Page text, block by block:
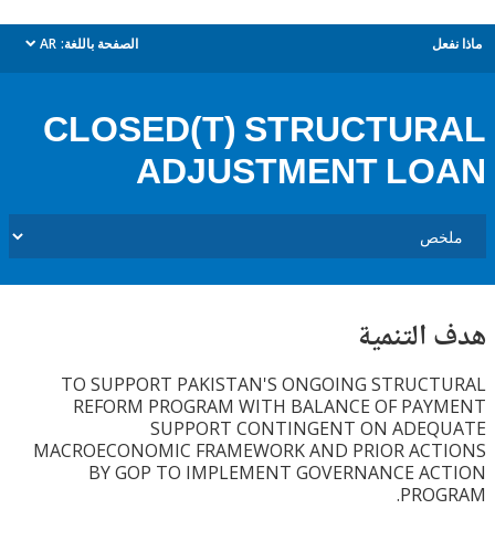
الصفحة باللغة: AR
dropdown
CLOSED(T)
ADJUSTMENT
TO SUPPORT PAKISTAN'S ONGOING
REFORM PROGRAM WITH BALANCE OF
SUPPORT CONTINGENT ON
MACROECONOMIC FRAMEWORK AND PRIOR
BY GOP TO IMPLEMENT GOVERNANCE